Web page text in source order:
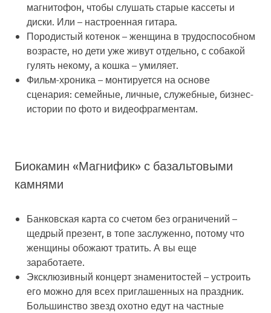
магнитофон, чтобы слушать старые кассеты и
диски. Или – настроенная гитара.
Породистый котенок – женщина в трудоспособном
возрасте, но дети уже живут отдельно, с собакой
гулять некому, а кошка – умиляет.
Фильм-хроника – монтируется на основе
сценария: семейные, личные, служебные, бизнес-
истории по фото и видеофрагментам.
Биокамин «Магнифик» с базальтовыми
камнями
Банковская карта со счетом без ограничений –
щедрый презент, в топе заслуженно, потому что
женщины обожают тратить. А вы еще
заработаете.
Эксклюзивный концерт знаменитостей – устроить
его можно для всех приглашенных на праздник.
Большинство звезд охотно едут на частные